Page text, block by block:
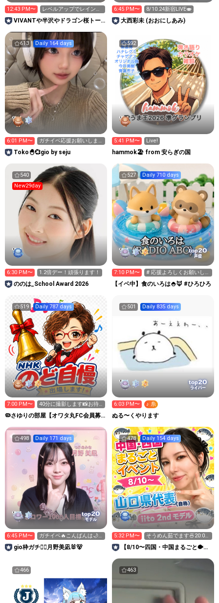
12:43 PM〜
レベルアップでレインボ
ースターもらってね😊
VIVANTや半沢やドラゴン桜トー
6:45 PM〜 8/10.24新宿LIVE🍣
大西彩未 (おおにしあみ)
613 Daily 164 days
6:01 PM〜
ガチイベ応援お願いしま
す📣❤️‍🔥「Toko🐣💞」
Toko🐣💞gio by seju
592
5:41 PM〜 Live!
hammok🏖️ from 安らぎの国
540
New29day
6:30 PM〜 1.2倍デー！頑張ります！
ののは_School Award 2026
527 Daily 710 days
top20
声優
7:10 PM〜
# 応援よろしくお願いしま
す
【イベ中】食のいろは🍚🦊 #ひろひろ
519 Daily 787 days
7:00 PM〜
40分に撮影します📸お待
ちくださいね😘
🦠さゆりの部屋【オワタ丸FC会員募
501 Daily 835 days
top20
ライバー
6:03 PM〜 ♪ 糸
ぬる〜くやります
498 Daily 171 days
top20
モデル
6:45 PM〜
ガチイベ🔥こんばんは🌙*·̩͙
いっぱいお話🎀🎶
gio枠ガチ❤️‍🔥月野美凪🐰🐻️
478 Daily 154 days
5:32 PM〜
そうめん茹でます🍜20:00
まで！
【8/10〜四国・中国まるごと🐡】
466 463